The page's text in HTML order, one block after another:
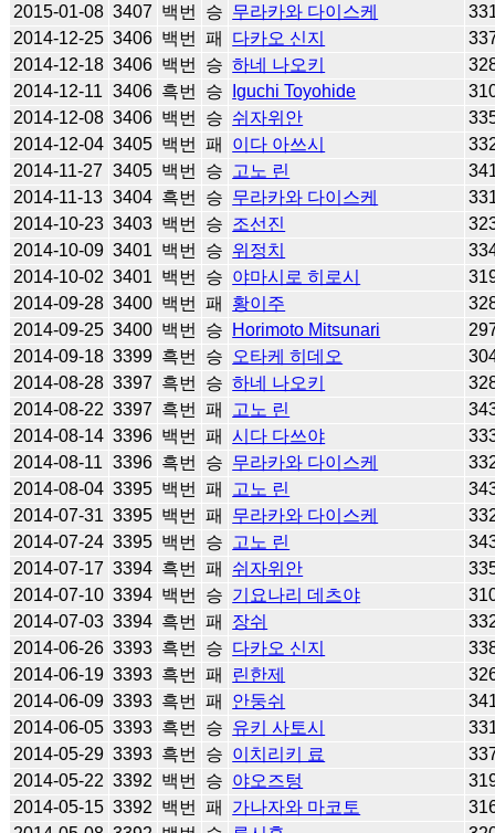
2015-01-08 3407 백번 승 무라카와 다이스케
2014-12-25 3406 백번 패 다카오 신지
2014-12-18 3406 백번 승 하네 나오키
2014-12-11 3406 흑번 승 Iguchi Toyohide
2014-12-08 3406 백번 승 쉬자위안
2014-12-04 3405 백번 패 이다 아쓰시
2014-11-27 3405 백번 승 고노 린
2014-11-13 3404 흑번 승 무라카와 다이스케
2014-10-23 3403 백번 승 조선진
2014-10-09 3401 백번 승 위정치
2014-10-02 3401 백번 승 야마시로 히로시
2014-09-28 3400 백번 패 황이주
2014-09-25 3400 백번 승 Horimoto Mitsunari
2014-09-18 3399 흑번 승 오타케 히데오
2014-08-28 3397 흑번 승 하네 나오키
2014-08-22 3397 흑번 패 고노 린
2014-08-14 3396 백번 패 시다 다쓰야
2014-08-11 3396 흑번 승 무라카와 다이스케
2014-08-04 3395 백번 패 고노 린
2014-07-31 3395 백번 패 무라카와 다이스케
2014-07-24 3395 백번 승 고노 린
2014-07-17 3394 흑번 패 쉬자위안
2014-07-10 3394 백번 승 기요나리 데츠야
2014-07-03 3394 흑번 패 장쉬
2014-06-26 3393 흑번 승 다카오 신지
2014-06-19 3393 흑번 패 린한제
2014-06-09 3393 흑번 패 안둥쉬
2014-06-05 3393 흑번 승 유키 사토시
2014-05-29 3393 흑번 승 이치리키 료
2014-05-22 3392 백번 승 야오즈텅
2014-05-15 3392 백번 패 가나자와 마코토